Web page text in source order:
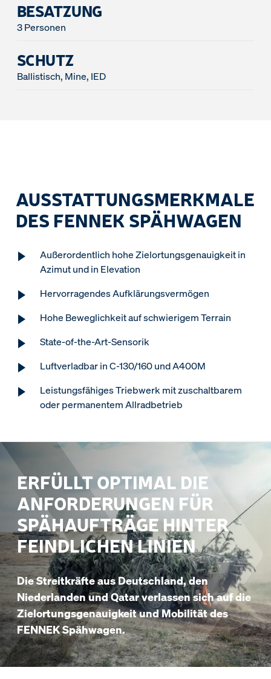
BESATZUNG
3 Personen
SCHUTZ
Ballistisch, Mine, IED
AUSSTATTUNGSMERKMALE
DES FENNEK SPÄHWAGEN
Außerordentlich hohe Zielortungsgenauigkeit in
Azimut und in Elevation
Hervorragendes Aufklärungsvermögen
Hohe Beweglichkeit auf schwierigem Terrain
State-of-the-Art-Sensorik
Luftverladbar in C-130/160 und A400M
Leistungsfähiges Triebwerk mit zuschaltbarem
oder permanentem Allradbetrieb
ERFÜLLT OPTIMAL DIE
ANFORDERUNGEN FÜR
SPÄHAUFTRÄGE HINTER
FEINDLICHEN LINIEN
Die Streitkräfte aus Deutschland, den
Niederlanden und Qatar verlassen sich auf die
Zielortungsgenauigkeit und Mobilität des
FENNEK Spähwagen.